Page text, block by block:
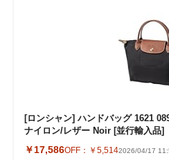
[ロンシャン] ハンドバッグ 1621
ナイロン/レザー Noir [並行輸入品]
￥17,586OFF： ￥5,5142026/04/17